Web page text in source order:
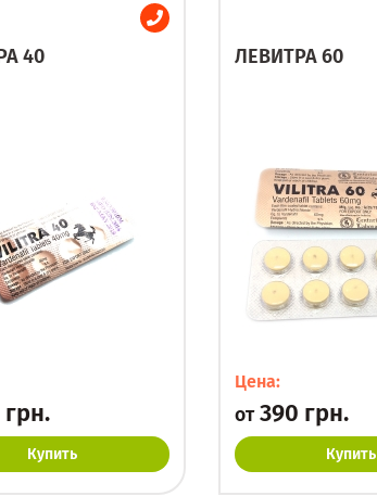
40
Купить
ЛЕВИТРА 60
Цена:
от390 грн.
Купить